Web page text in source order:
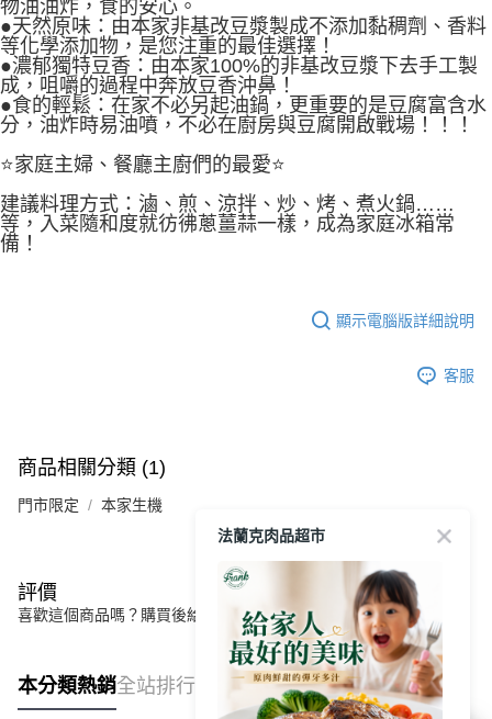
物油油炸，食的安心。
●天然原味：由本家非基改豆漿製成不添加黏稠劑、香料
等化學添加物，是您注重的最佳選擇！
●濃郁獨特豆香：由本家100%的非基改豆漿下去手工製
成，咀嚼的過程中奔放豆香沖鼻！
●食的輕鬆：在家不必另起油鍋，更重要的是豆腐富含水
分，油炸時易油噴，不必在廚房與豆腐開啟戰場！！！
⭐️家庭主婦、餐廳主廚們的最愛⭐️
建議料理方式：滷、煎、涼拌、炒、烤、煮火鍋……
等，入菜隨和度就彷彿蔥薑蒜一樣，成為家庭冰箱常
備！
顯示電腦版詳細說明
客服
商品相關分類 (1)
門市限定 本家生機
評價
喜歡這個商品嗎？購買後給他一個好評吧
本分類熱銷全站排行
法蘭克肉品超市